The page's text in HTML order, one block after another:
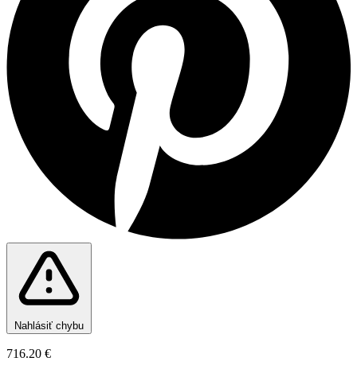
Nahlásiť chybu
716.20 €